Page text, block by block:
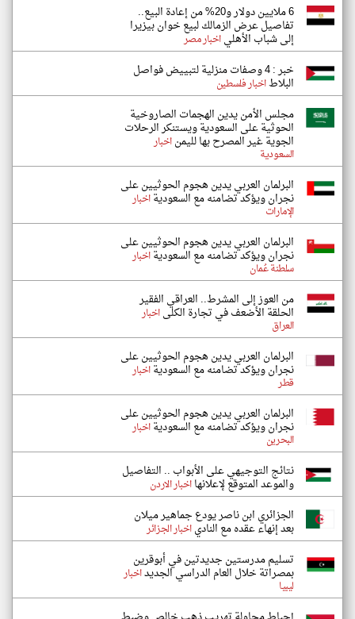
6 ملايين دولار و20% من إعادة البيع..
تفاصيل عرض الزمالك لبيع خوان بيزيرا
إلى شباب الأهلياخبار مصر
خبر : 4 وصفات منزلية لتبييض فواصل
البلاطاخبار فلسطين
مجلس الأمن يدين الهجمات الصاروخية
الحوثية على السعودية ويستنكر الرحلات
الجوية غير المصرح بها لليمناخبار
السعودية
البرلمان العربي يدين هجوم الحوثيين على
نجران ويؤكد تضامنه مع السعوديةاخبار
الإمارات
البرلمان العربي يدين هجوم الحوثيين على
نجران ويؤكد تضامنه مع السعوديةاخبار
سلطنة عُمان
من العوز إلى المشرط.. العراقي الفقير
الحلقة الأضعف في تجارة الكلىاخبار
العراق
البرلمان العربي يدين هجوم الحوثيين على
نجران ويؤكد تضامنه مع السعوديةاخبار
قطر
البرلمان العربي يدين هجوم الحوثيين على
نجران ويؤكد تضامنه مع السعوديةاخبار
البحرين
نتائج التوجيهي على الأبواب .. التفاصيل
والموعد المتوقع لإعلانهااخبار الاردن
الجزائري ابن ناصر يودع جماهير ميلان
بعد إنهاء عقده مع النادياخبار الجزائر
تسليم مدرستين جديدتين في أبوقرين
بمصراتة خلال العام الدراسي الجديداخبار
ليبيا